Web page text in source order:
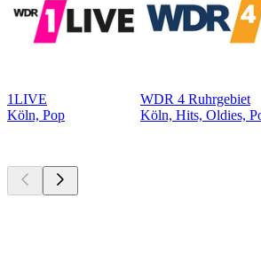
1LIVE
Köln, Pop
WDR 4 Ruhrgebiet
Köln, Hits, Oldies,